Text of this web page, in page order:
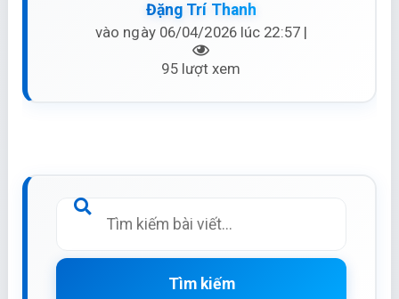
Đặng Trí Thanh
vào ngày 06/04/2026 lúc 22:57 |
95 lượt xem
Tìm kiếm